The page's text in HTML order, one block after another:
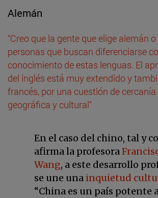
Alemán
“Creo que la gente que elige alemán
personas que buscan diferenciarse
conocimiento de estas lenguas. El
del inglés está muy extendido y
francés, por una cuestión de cercanía
geográfica y cultural"
En el caso del chino, tal y
afirma la profesora
Wang, a este desarrollo
se une una inquietud
“China es un país potente